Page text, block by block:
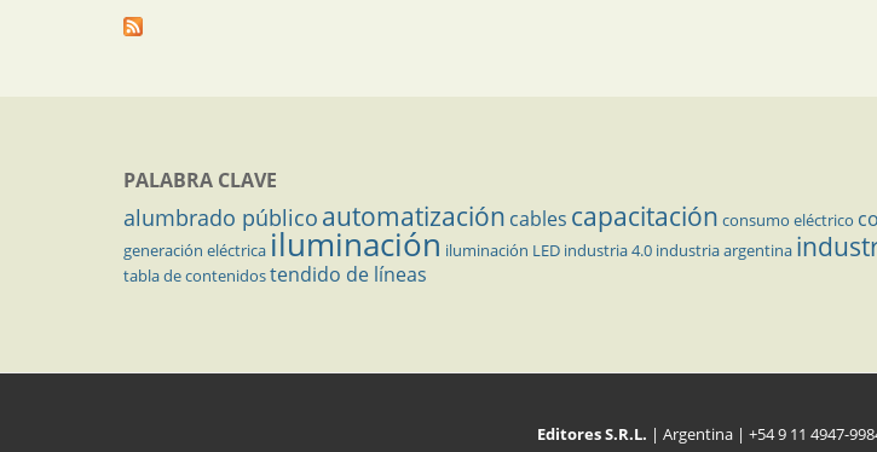
PALABRA CLAVE
alumbrado público automatización cables capacitación consumo eléctrico
generación eléctrica iluminación iluminación LED industria 4.0 industria argentina
tabla de contenidostendido de líneas
Editores S.R.L. | Argentina | +54 9 11 4947-